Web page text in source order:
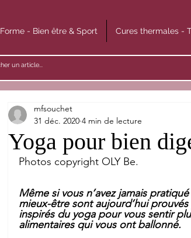
Forme - Bien être & Sport Cures thermales -
Yoga pour bien
mfsouchet
31 déc. 2020 4 min de lecture
Photos copyright OLY Be.
Même si vous n’avez jamais
mieux-être sont aujourd’hui
inspirés du yoga pour vous sentir
alimentaires qui vous ont ballonné.